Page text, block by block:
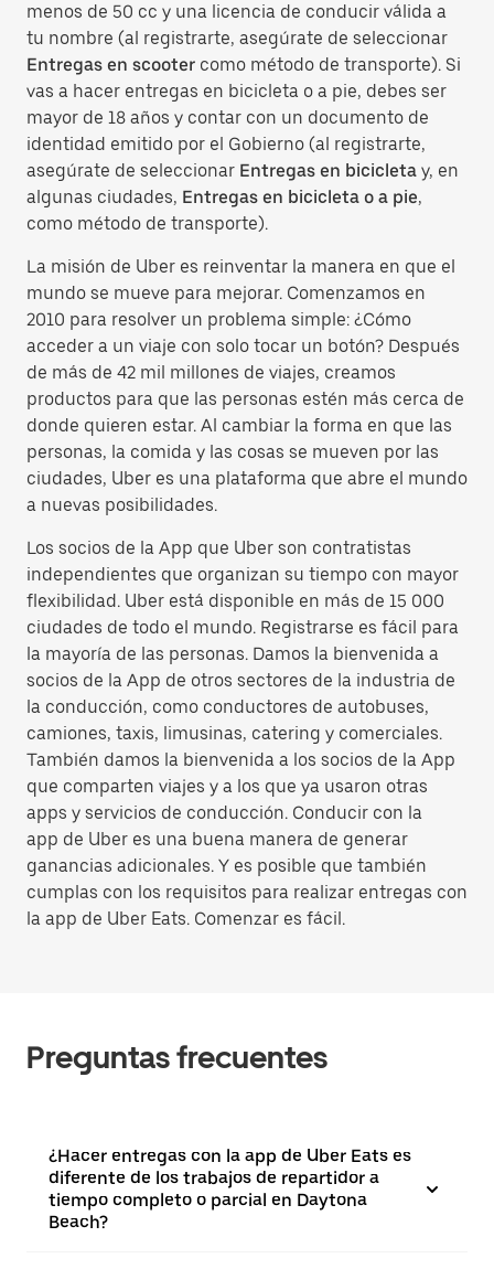
menos de 50 cc y una licencia de conducir válida a
tu nombre (al registrarte, asegúrate de seleccionar
Entregas en scooter como método de transporte). Si
vas a hacer entregas en bicicleta o a pie, debes ser
mayor de 18 años y contar con un documento de
identidad emitido por el Gobierno (al registrarte,
asegúrate de seleccionar Entregas en bicicleta y, en
algunas ciudades, Entregas en bicicleta o a pie,
como método de transporte).
La misión de Uber es reinventar la manera en que el
mundo se mueve para mejorar. Comenzamos en
2010 para resolver un problema simple: ¿Cómo
acceder a un viaje con solo tocar un botón? Después
de más de 42 mil millones de viajes, creamos
productos para que las personas estén más cerca de
donde quieren estar. Al cambiar la forma en que las
personas, la comida y las cosas se mueven por las
ciudades, Uber es una plataforma que abre el mundo
a nuevas posibilidades.
Los socios de la App que Uber son contratistas
independientes que organizan su tiempo con mayor
flexibilidad. Uber está disponible en más de 15 000
ciudades de todo el mundo. Registrarse es fácil para
la mayoría de las personas. Damos la bienvenida a
socios de la App de otros sectores de la industria de
la conducción, como conductores de autobuses,
camiones, taxis, limusinas, catering y comerciales.
También damos la bienvenida a los socios de la App
que comparten viajes y a los que ya usaron otras
apps y servicios de conducción. Conducir con la
app de Uber es una buena manera de generar
ganancias adicionales. Y es posible que también
cumplas con los requisitos para realizar entregas con
la app de Uber Eats. Comenzar es fácil.
Preguntas frecuentes
¿Hacer entregas con la app de Uber Eats es
diferente de los trabajos de repartidor a
tiempo completo o parcial en Daytona
Beach?